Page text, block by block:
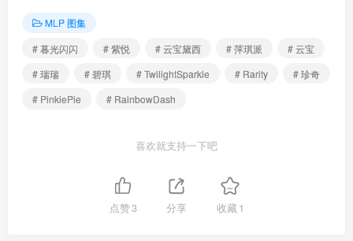
MLP 图集
# 暮光闪闪
# 紫悦 # 云宝黛西 # 萍琪派
# 云宝
# 瑞瑞
# 碧琪 # TwilightSparkle # Rarity
# 珍奇
# PinkiePie
# RainbowDash
喜欢就支持一下吧
点赞3 分享 收藏1